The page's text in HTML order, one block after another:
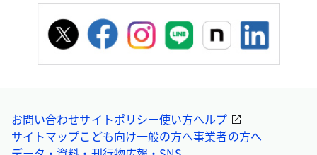
お問い合わせサイトポリシー使い方ヘルプ
サイトマップこども向け一般の方へ事業者の方へ